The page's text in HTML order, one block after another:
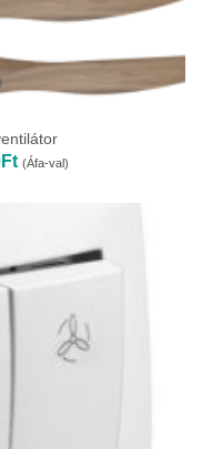
FtÁrtartomány:
115
(Áfa-val)